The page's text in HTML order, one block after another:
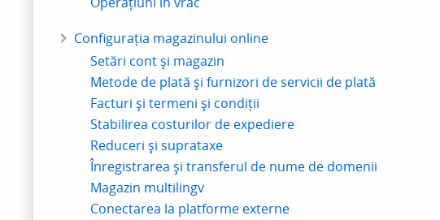
Configurația magazinului online
Setări cont și magazin
Metode de plată și furnizori de servicii de plată
Facturi și termeni și condiții
Stabilirea costurilor de expediere
Reduceri și suprataxe
Înregistrarea și transferul de nume de domenii
Magazin multilingv
Conectarea la platforme externe